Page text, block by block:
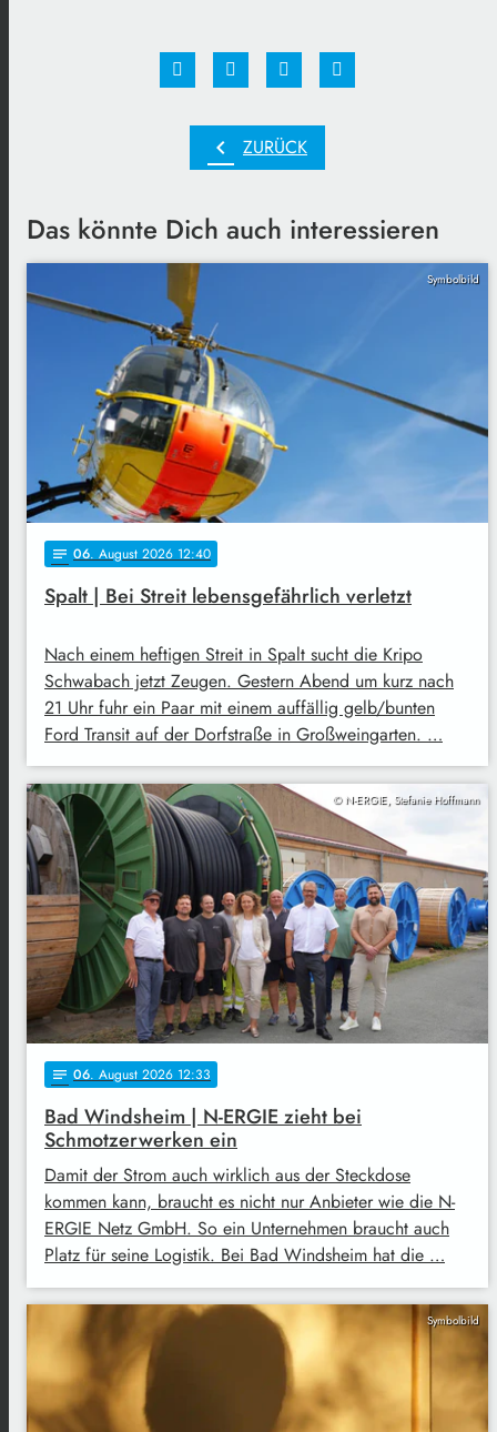
chevron_left ZURÜCK
Das könnte Dich auch interessieren
Symbolbild
notes 06. August 2026 12:40
Spalt | Bei Streit lebensgefährlich verletzt
Nach einem heftigen Streit in Spalt sucht die Kripo
Schwabach jetzt Zeugen. Gestern Abend um kurz nach
21 Uhr fuhr ein Paar mit einem auffällig gelb/bunten
Ford Transit auf der Dorfstraße in Großweingarten. …
© N-ERGIE, Stefanie Hoffmann
notes 06. August 2026 12:33
Bad Windsheim | N-ERGIE zieht bei
Schmotzerwerken ein
Damit der Strom auch wirklich aus der Steckdose
kommen kann, braucht es nicht nur Anbieter wie die N-
ERGIE Netz GmbH. So ein Unternehmen braucht auch
Platz für seine Logistik. Bei Bad Windsheim hat die …
Symbolbild